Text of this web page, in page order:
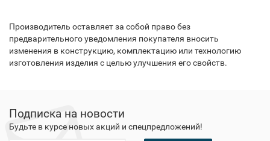
Производитель оставляет за собой право без
предварительного уведомления покупателя вносить
изменения в конструкцию, комплектацию или технологию
изготовления изделия с целью улучшения его свойств.
Подписка на новости
Будьте в курсе новых акций и спецпредложений!